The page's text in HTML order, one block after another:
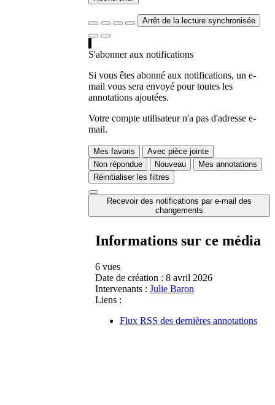
Arrêt de la lecture synchronisée
S'abonner aux notifications
Si vous êtes abonné aux notifications, un e-
mail vous sera envoyé pour toutes les
annotations ajoutées.
Votre compte utilisateur n'a pas d'adresse e-
mail.
Mes favoris
Avec pièce jointe
Non répondue
Nouveau
Mes annotations
Réinitialiser les filtres
Recevoir des notifications par e-mail des
changements
Informations sur ce média
6 vues
Date de création : 8 avril 2026
Intervenants : Julie Baron
Liens :
Flux RSS des dernières annotations